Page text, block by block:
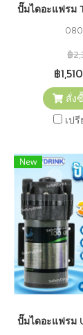
ปั๊มไดอะแฟรม
฿
฿1,510
สั่ง
เป
New
ปั๊มไดอะแฟรม